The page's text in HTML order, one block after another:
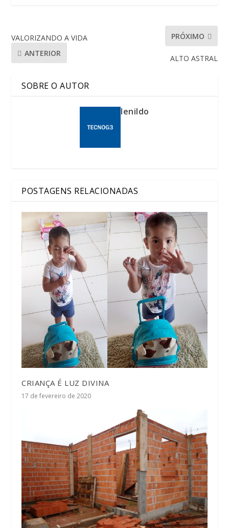
VALORIZANDO A VIDA
ANTERIOR
PRÓXIMO
ALTO ASTRAL
SOBRE O AUTOR
lenildo
POSTAGENS RELACIONADAS
CRIANÇA É LUZ DIVINA
17 de fevereiro de 2020